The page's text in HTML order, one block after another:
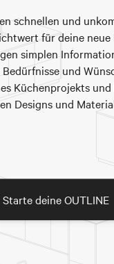
schnellen und
für deine neue
simplen
und
Küchenprojekts und
Designs und
Starte deine OUTLINE